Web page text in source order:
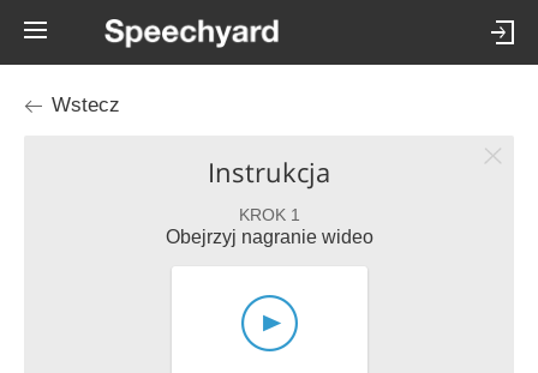
Wstecz
Instrukcja
KROK 1
Obejrzyj nagranie wideo